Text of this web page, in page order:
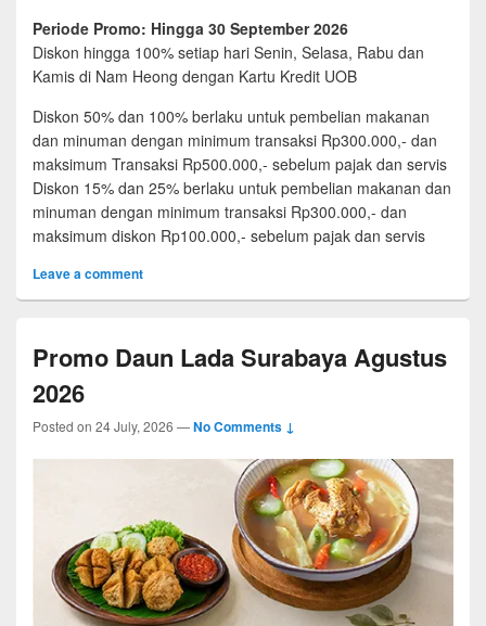
Periode Promo: Hingga 30 September 2026
Diskon hingga 100% setiap hari Senin, Selasa, Rabu dan
Kamis di Nam Heong dengan Kartu Kredit UOB
Diskon 50% dan 100% berlaku untuk pembelian makanan
dan minuman dengan minimum transaksi Rp300.000,- dan
maksimum Transaksi Rp500.000,- sebelum pajak dan servis
Diskon 15% dan 25% berlaku untuk pembelian makanan dan
minuman dengan minimum transaksi Rp300.000,- dan
maksimum diskon Rp100.000,- sebelum pajak dan servis
Leave a comment
Promo Daun Lada Surabaya Agustus
2026
Posted on 24 July, 2026 —No Comments ↓